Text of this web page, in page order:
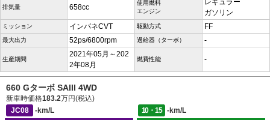
排気量 658cc
使用燃料
エンジン
レギュラー
ガソリン
ミッション インパネCVT 駆動方式 FF
最大出力 52ps/6800rpm 過給器（ターボ） -
生産期間
2021年05月～202
2年08月
燃費性能 -
660 Gターボ SAIII 4WD
新車時価格183.2万円(税込)
JC08
-km/L 10・15
-km/L